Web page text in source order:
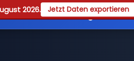
2026. Jetzt Daten exportieren
Guides Registrieren